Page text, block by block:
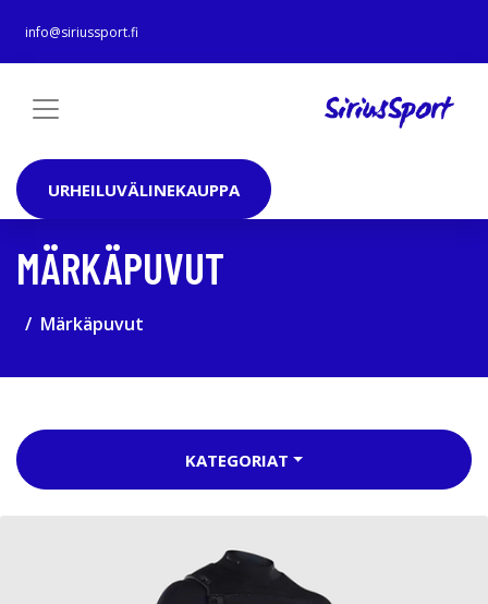
info@siriussport.fi
URHEILUVÄLINEKAUPPA
MÄRKÄPUVUT
Märkäpuvut
KATEGORIAT